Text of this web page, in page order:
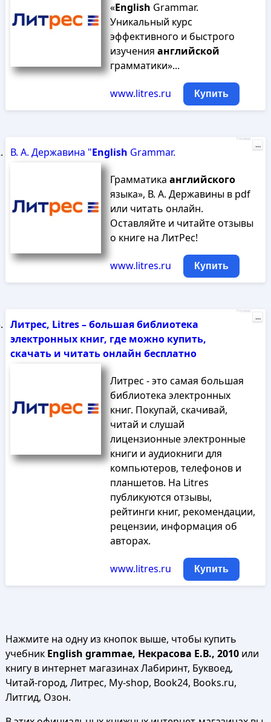
«English Grammar.
Уникальный курс
эффективного и быстрого
изучения английской
грамматики»...
www.litres.ru Купить
В. А. Державина "English Grammar.
Грамматика английского
языка», В. А. Державины в pdf
или читать онлайн.
Оставляйте и читайте отзывы
о книге на ЛитРес!
www.litres.ru Купить
Реклама
...
Литрес, Litres – большая библиотека
электронных книг, где можно купить,
скачать и читать онлайн бесплатно
Литрес - это самая большая
библиотека электронных
книг. Покупай, скачивай,
читай и слушай
лицензионные электронные
книги и аудиокниги для
компьютеров, телефонов и
планшетов. На Litres
публикуются отзывы,
рейтинги книг, рекомендации,
рецензии, информация об
авторах.
www.litres.ru Купить
Реклама
...
Нажмите на одну из кнопок выше, чтобы купить
учебник English grammae, Некрасова Е.В., 2010или
книгу в интернет магазинах Лабиринт, Буквоед,
Читай-город, Литрес, My-shop, Book24, Books.ru,
Литгид, Озон.